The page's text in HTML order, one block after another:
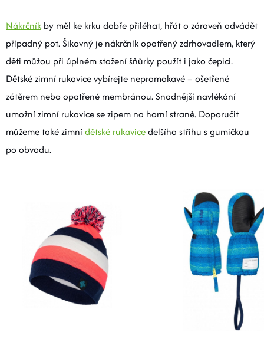
Nákrčník by měl ke krku dobře přiléhat, hřát o zároveň odvádět
případný pot. Šikovný je nákrčník opatřený zdrhovadlem, který
děti můžou při úplném stažení šňůrky použít i jako čepici.
Dětské zimní rukavice vybírejte nepromokavé – ošetřené
zátěrem nebo opatřené membránou. Snadnější navlékání
umožní zimní rukavice se zipem na horní straně. Doporučit
můžeme také zimnídětské rukavicedelšího střihu s gumičkou
po obvodu.